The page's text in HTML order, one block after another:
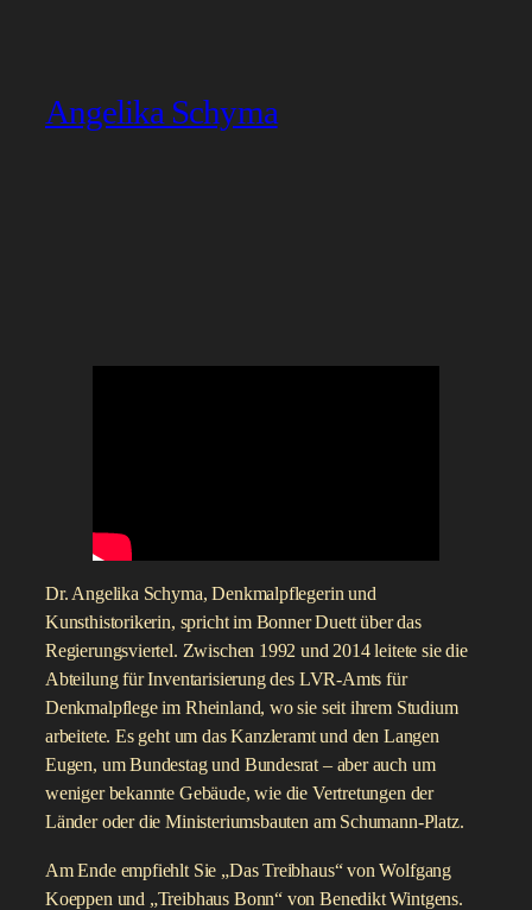
Angelika Schyma
Dr. Angelika Schyma, Denkmalpflegerin und
Kunsthistorikerin, spricht im Bonner Duett über das
Regierungsviertel. Zwischen 1992 und 2014 leitete sie die
Abteilung für Inventarisierung des LVR-Amts für
Denkmalpflege im Rheinland, wo sie seit ihrem Studium
arbeitete. Es geht um das Kanzleramt und den Langen
Eugen, um Bundestag und Bundesrat – aber auch um
weniger bekannte Gebäude, wie die Vertretungen der
Länder oder die Ministeriumsbauten am Schumann-Platz.
Am Ende empfiehlt Sie „Das Treibhaus“ von Wolfgang
Koeppen und „Treibhaus Bonn“ von Benedikt Wintgens.